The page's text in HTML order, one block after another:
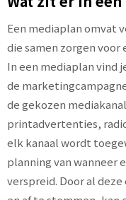
Een mediaplan omvat
die samen zorgen
In een mediaplan vind
de
de gekozen
printadvertenties,
elk kanaal wordt
planning van wanneer
verspreid. Door al